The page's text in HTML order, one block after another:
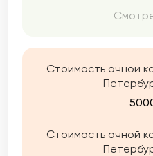
гармоничной и
каждого человека и
интегральный
применять
Стоимость очной
Стоимость очной